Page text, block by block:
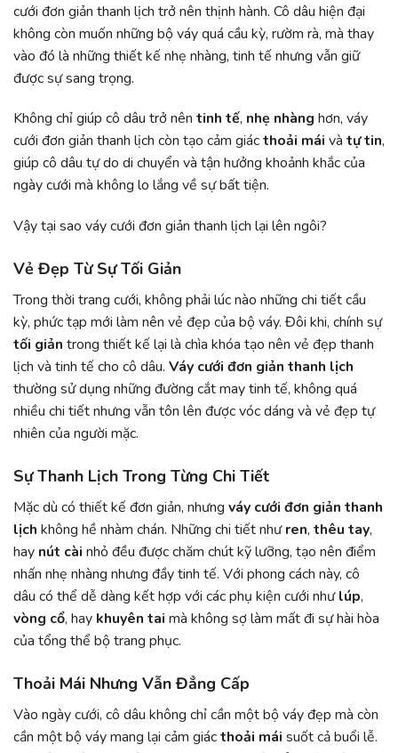
cưới đơn giản thanh lịch trở nên thịnh hành. Cô dâu hiện đại
không còn muốn những bộ váy quá cầu kỳ, rườm rà, mà thay
vào đó là những thiết kế nhẹ nhàng, tinh tế nhưng vẫn giữ
được sự sang trọng.
Không chỉ giúp cô dâu trở nên tinh tế, nhẹ nhàng hơn, váy
cưới đơn giản thanh lịch còn tạo cảm giácthoải mái và tự tin,
giúp cô dâu tự do di chuyển và tận hưởng khoảnh khắc của
ngày cưới mà không lo lắng về sự bất tiện.
Vậy tại sao váy cưới đơn giản thanh lịch lại lên ngôi?
Vẻ Đẹp Từ Sự Tối Giản
Trong thời trang cưới, không phải lúc nào những chi tiết cầu
kỳ, phức tạp mới làm nên vẻ đẹp của bộ váy. Đôi khi, chính sự
tối giản trong thiết kế lại là chìa khóa tạo nên vẻ đẹp thanh
lịch và tinh tế cho cô dâu. Váy cưới đơn giản thanh lịch
thường sử dụng những đường cắt may tinh tế, không quá
nhiều chi tiết nhưng vẫn tôn lên được vóc dáng và vẻ đẹp tự
nhiên của người mặc.
Sự Thanh Lịch Trong Từng Chi Tiết
Mặc dù có thiết kế đơn giản, nhưng váy cưới đơn giản thanh
lịch không hề nhàm chán. Những chi tiết nhưren, thêu tay,
hay nút cài nhỏ đều được chăm chút kỹ lưỡng, tạo nên điểm
nhấn nhẹ nhàng nhưng đầy tinh tế. Với phong cách này, cô
dâu có thể dễ dàng kết hợp với các phụ kiện cưới nhưlúp,
vòng cổ, hay khuyên tai mà không sợ làm mất đi sự hài hòa
của tổng thể bộ trang phục.
Thoải Mái Nhưng Vẫn Đẳng Cấp
Vào ngày cưới, cô dâu không chỉ cần một bộ váy đẹp mà còn
cần một bộ váy mang lại cảm giácthoải mái suốt cả buổi lễ.